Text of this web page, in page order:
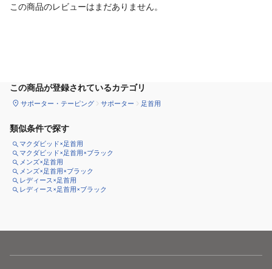
この商品のレビューはまだありません。
この商品が登録されているカテゴリ
サポーター・テーピング サポーター 足首用
類似条件で探す
マクダビッド×足首用
マクダビッド×足首用×ブラック
メンズ×足首用
メンズ×足首用×ブラック
レディース×足首用
レディース×足首用×ブラック